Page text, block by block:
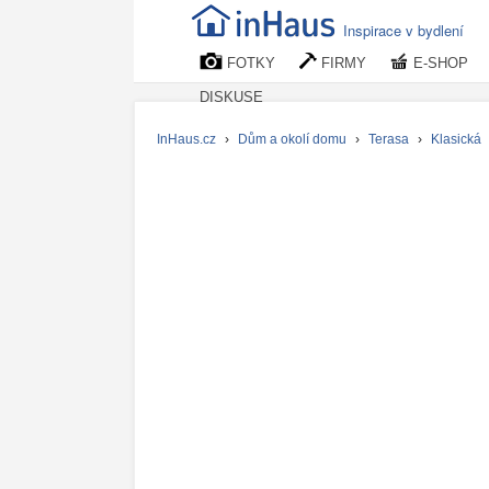
Inspirace v bydlení
FOTKY FIRMY E-SHOP
DISKUSE
InHaus.cz › Dům a okolí domu › Terasa › Klasická